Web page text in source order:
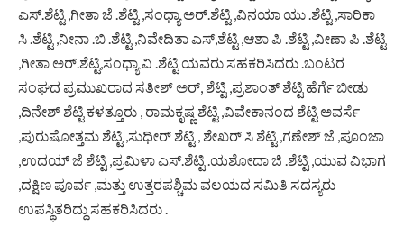
ಎಸ್.ಶೆಟ್ಟಿ ,ಗೀತಾ ಜೆ .ಶೆಟ್ಟಿ ,ಸಂಧ್ಯಾ ಅರ್.ಶೆಟ್ಟಿ ,ವಿನಯಾ ಯು .ಶೆಟ್ಟಿ ,ಸಾರಿಕಾ
ಸಿ .ಶೆಟ್ಟಿ ,ನೀನಾ .ಬಿ .ಶೆಟ್ಟಿ ,ನಿವೇದಿತಾ ಎಸ್,ಶೆಟ್ಟಿ ,ಆಶಾ ಪಿ .ಶೆಟ್ಟಿ ,ವೀಣಾ ಪಿ .ಶೆಟ್ಟಿ
,ಗೀತಾ ಅರ್.ಶೆಟ್ಟಿ,ಸಂಧ್ಯಾ ವಿ .ಶೆಟ್ಟಿ ಯವರು ಸಹಕರಿಸಿದರು .ಬಂಟರ
ಸಂಘದ ಪ್ರಮುಖರಾದ ಸತೀಶ್ ಅರ್, ಶೆಟ್ಟಿ ,ಪ್ರಶಾಂತ್ ಶೆಟ್ಟಿ ಹೆರ್ಗೆ ಬೀಡು
,ದಿನೇಶ್ ಶೆಟ್ಟಿ ಕಳತ್ತೂರು , ರಾಮಕೃಷ್ಣ ಶೆಟ್ಟಿ ,ವಿವೇಕಾನಂದ ಶೆಟ್ಟಿ ಅವರ್ಸೆ
,ಪುರುಷೋತ್ತಮ ಶೆಟ್ಟಿ ,ಸುಧೀರ್ ಶೆಟ್ಟಿ , ಶೇಖರ್ ಸಿ ಶೆಟ್ಟಿ ,ಗಣೇಶ್ ಜೆ ,ಪೂಂಜಾ
,ಉದಯ್ ಜೆ ಶೆಟ್ಟಿ ,ಪ್ರಮಿಳಾ ಎಸ್.ಶೆಟ್ಟಿ .ಯಶೋದಾ ಜಿ .ಶೆಟ್ಟಿ ,ಯುವ ವಿಭಾಗ
,ದಕ್ಷಿಣ ಪೂರ್ವ ,ಮತ್ತು ಉತ್ತರಪಶ್ಚಿಮ ವಲಯದ ಸಮಿತಿ ಸದಸ್ಯರು
ಉಪಸ್ಥಿತರಿದ್ದು ಸಹಕರಿಸಿದರು .